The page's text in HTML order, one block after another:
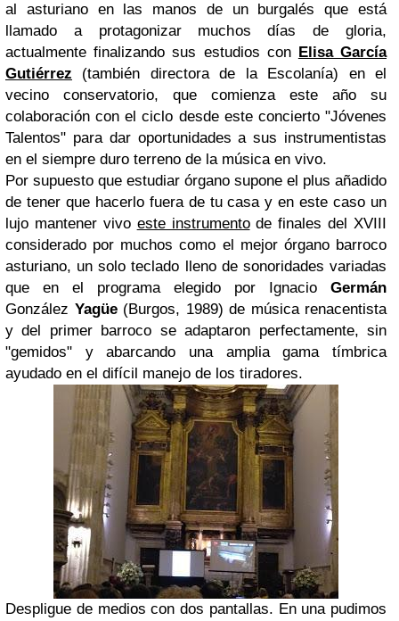
al asturiano en las manos de un burgalés que está
llamado a protagonizar muchos días de gloria,
actualmente finalizando sus estudios con Elisa García
Gutiérrez (también directora de la Escolanía) en el
vecino conservatorio, que comienza este año su
colaboración con el ciclo desde este concierto "Jóvenes
Talentos" para dar oportunidades a sus instrumentistas
en el siempre duro terreno de la música en vivo.
Por supuesto que estudiar órgano supone el plus añadido
de tener que hacerlo fuera de tu casa y en este caso un
lujo mantener vivo este instrumentode finales del XVIII
considerado por muchos como el mejor órgano barroco
asturiano, un solo teclado lleno de sonoridades variadas
que en el programa elegido por Ignacio Germán
González Yagüe(Burgos, 1989) de música renacentista
y del primer barroco se adaptaron perfectamente, sin
"gemidos" y abarcando una amplia gama tímbrica
ayudado en el difícil manejo de los tiradores.
Despligue de medios con dos pantallas. En una pudimos